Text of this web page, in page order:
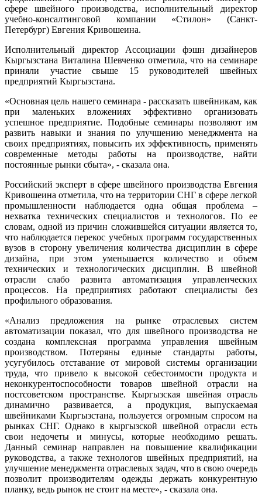
сфере швейного производства, исполнительный директор
учебно-консалтинговой компании «Стилон» (Санкт-
Петербург) Евгения Кривошеина.
Исполнительный директор Ассоциации фэшн дизайнеров
Кыргызстана Виталина Шевченко отметила, что на семинаре
приняли участие свыше 15 руководителей швейных
предприятий Кыргызстана.
«Основная цель нашего семинара - рассказать швейникам, как
при маленьких вложениях эффективно организовать
успешное предприятие. Подобные семинары позволяют им
развить навыки и знания по улучшению менеджмента на
своих предприятиях, повысить их эффективность, применять
современные методы работы на производстве, найти
постоянные рынки сбыта», - сказала она.
Российский эксперт в сфере швейного производства Евгения
Кривошеина отметила, что на территории СНГ в сфере легкой
промышленности наблюдается одна общая проблема –
нехватка технических специалистов и технологов. По ее
словам, одной из причин сложившейся ситуации является то,
что наблюдается перекос учебных программ государственных
вузов в сторону увеличения количества дисциплин в сфере
дизайна, при этом уменьшается количество и объем
технических и технологических дисциплин. В швейной
отрасли слабо развита автоматизация управленческих
процессов. На предприятиях работают специалисты без
профильного образования.
«Анализ предложения на рынке отраслевых систем
автоматизации показал, что для швейного производства не
создана комплексная программа управления швейным
производством. Потеряны единые стандарты работы,
усугубилось отставание от мировой системы организации
труда, что привело к высокой себестоимости продукта и
неконкурентоспособности товаров швейной отрасли на
постсоветском пространстве. Кыргызская швейная отрасль
динамично развивается, а продукция, выпускаемая
швейниками Кыргызстана, пользуется огромным спросом на
рынках СНГ. Однако в кыргызской швейной отрасли есть
свои недочеты и минусы, которые необходимо решать.
Данный семинар направлен на повышение квалификации
руководства, а также технологов швейных предприятий, на
улучшение менеджмента отраслевых задач, что в свою очередь
позволит производителям одежды держать конкурентную
планку, ведь рынок не стоит на месте», - сказала она.